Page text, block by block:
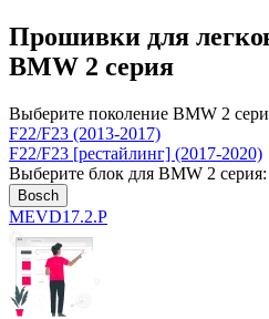
Прошивки для
BMW 2 серия
Выберите поколение BMW 2
F22/F23 (2013-2017)
F22/F23 [рестайлинг] (2017-2020)
Выберите блок для BMW 2 серия:
Bosch
MEVD17.2.P